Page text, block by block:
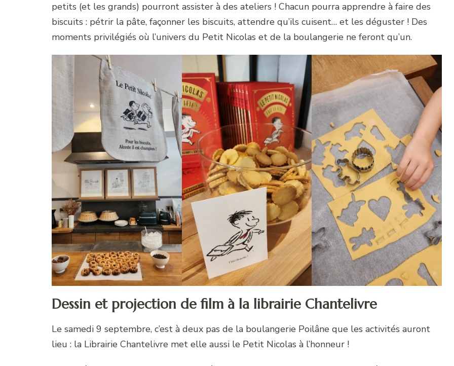
petits (et les grands) pourront assister à des ateliers ! Chacun pourra apprendre à faire des
biscuits : pétrir la pâte, façonner les biscuits, attendre qu’ils cuisent… et les déguster ! Des
moments privilégiés où l’univers du Petit Nicolas et de la boulangerie ne feront qu’un.
Dessin et projection de film à la librairie Chantelivre
Le samedi 9 septembre, c’est à deux pas de la boulangerie Poilâne que les activités auront
lieu : la Librairie Chantelivre met elle aussi le Petit Nicolas à l’honneur !